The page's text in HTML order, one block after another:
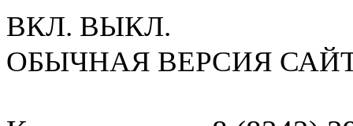
ВКЛ. ВЫКЛ.
ОБЫЧНАЯ ВЕРСИЯ